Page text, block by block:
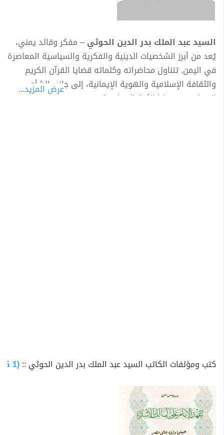
السيد عبد الملك بدر الدين الحوثي– مفكر وقائد يمني،
يُعد من أبرز الشخصيات الدينية والفكرية والسياسية المعاصرة
في اليمن. تتناول محاضراته وكلماته قضايا القرآن الكريم
والثقافة الإسلامية والهوية الإيمانية، إلى جانب الشأن
السياسي وقضايا الأمة الإسلامية، وفي مقدمتها القضية
عرض المزيد...
كتب ومؤلفات الكاتب السيد عبد الملك بدر الدين الحوثي ::(1 كتاب متاح للتحميل)